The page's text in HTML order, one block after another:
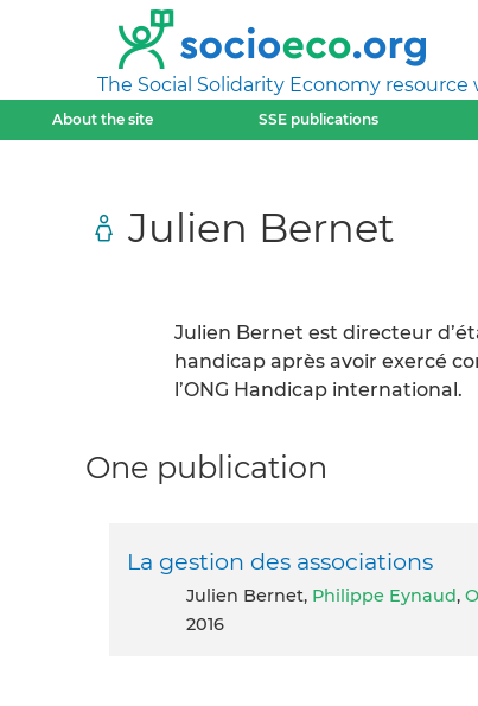
The Social Solidarity Economy resource
About the site SSE publications
Julien Bernet
Julien Bernet est directeur
handicap après avoir exercé
l’ONG Handicap international.
One publication
La gestion des associations
Julien Bernet, Philippe Eynaud,
2016